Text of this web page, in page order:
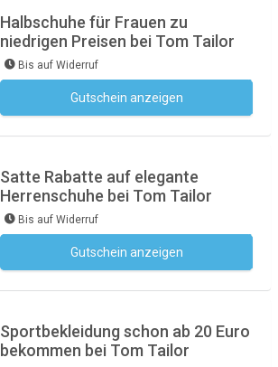
Halbschuhe für Frauen zu
niedrigen Preisen bei Tom Tailor
Bis auf Widerruf
Gutschein anzeigen
Satte Rabatte auf elegante
Herrenschuhe bei Tom Tailor
Bis auf Widerruf
Gutschein anzeigen
Sportbekleidung schon ab 20 Euro
bekommen bei Tom Tailor